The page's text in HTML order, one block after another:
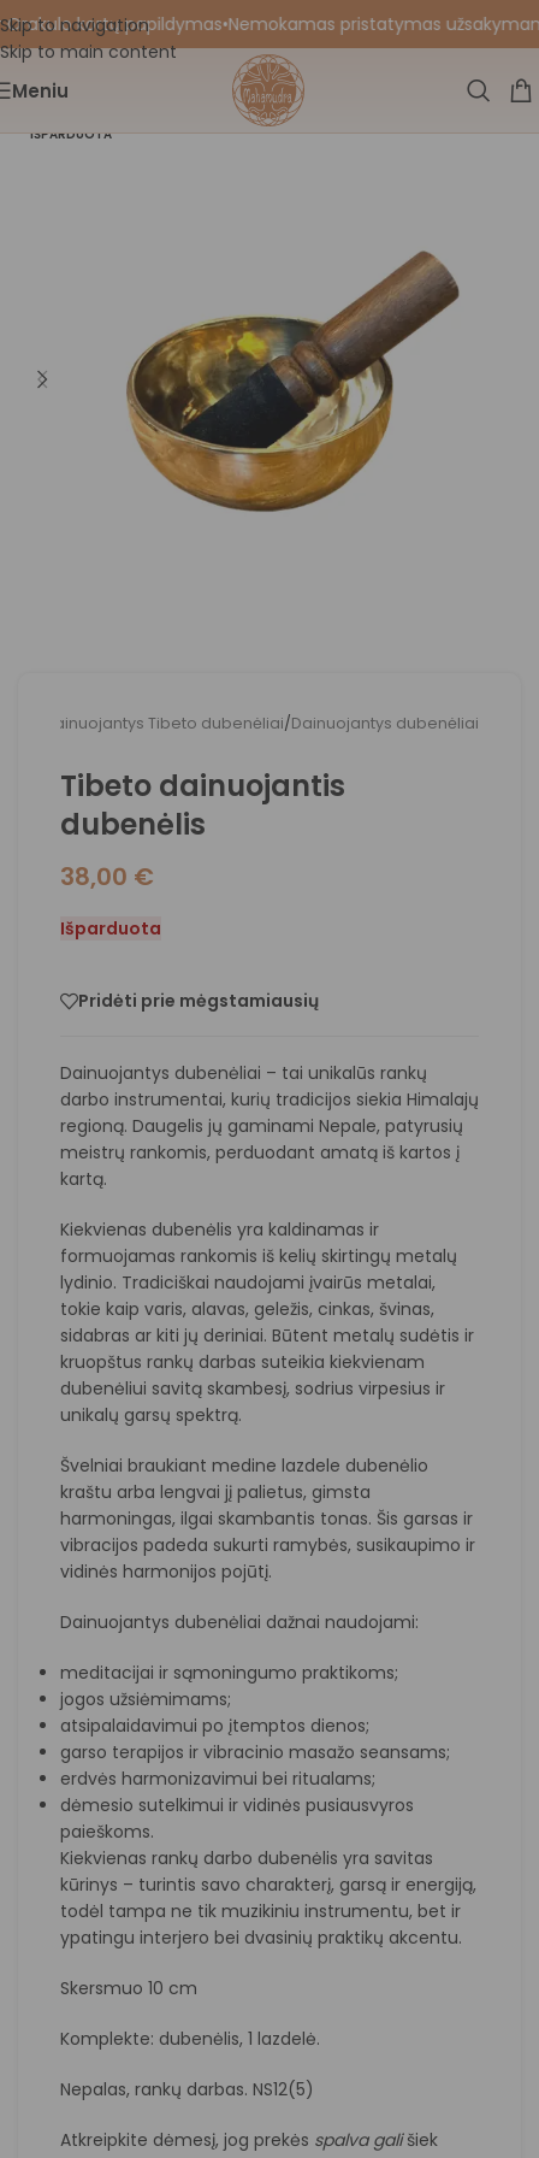
Skip to navigation
Skip to main content
kortų papildymas•Nemokamas pristatymas
Meniu
IŠPARDUOTA
Dainuojantys Tibeto dubenėliai/Dainuojantys dubenėliai
Tibeto dainuojantis
dubenėlis
38,00 €
Išparduota
Pridėti prie mėgstamiausių
Dainuojantys dubenėliai – tai unikalūs rankų
darbo instrumentai, kurių tradicijos siekia Himalajų
regioną. Daugelis jų gaminami Nepale, patyrusių
meistrų rankomis, perduodant amatą iš kartos į
kartą.
Kiekvienas dubenėlis yra kaldinamas ir
formuojamas rankomis iš kelių skirtingų metalų
lydinio. Tradiciškai naudojami įvairūs metalai,
tokie kaip varis, alavas, geležis, cinkas, švinas,
sidabras ar kiti jų deriniai. Būtent metalų sudėtis ir
kruopštus rankų darbas suteikia kiekvienam
dubenėliui savitą skambesį, sodrius virpesius ir
unikalų garsų spektrą.
Švelniai braukiant medine lazdele dubenėlio
kraštu arba lengvai jį palietus, gimsta
harmoningas, ilgai skambantis tonas. Šis garsas ir
vibracijos padeda sukurti ramybės, susikaupimo ir
vidinės harmonijos pojūtį.
Dainuojantys dubenėliai dažnai naudojami:
meditacijai ir sąmoningumo praktikoms;
jogos užsiėmimams;
atsipalaidavimui po įtemptos dienos;
garso terapijos ir vibracinio masažo seansams;
erdvės harmonizavimui bei ritualams;
dėmesio sutelkimui ir vidinės pusiausvyros
paieškoms.
Kiekvienas rankų darbo dubenėlis yra savitas
kūrinys – turintis savo charakterį, garsą ir energiją,
todėl tampa ne tik muzikiniu instrumentu, bet ir
ypatingu interjero bei dvasinių praktikų akcentu.
Skersmuo 10 cm
Komplekte: dubenėlis, 1 lazdelė.
Nepalas, rankų darbas. NS12(5)
Atkreipkite dėmesį, jog prekės spalva gališiek